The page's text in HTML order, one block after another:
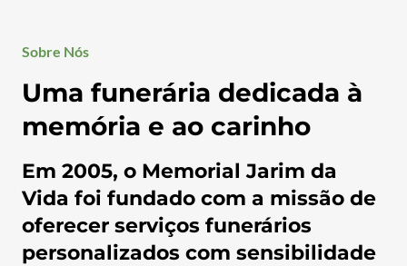
Sobre Nós
Uma funerária dedicada à
memória e ao carinho
Em 2005, o Memorial Jarim da
Vida foi fundado com a missão de
oferecer serviços funerários
personalizados com sensibilidade